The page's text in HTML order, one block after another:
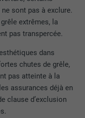
sont pas à exclure.
extrêmes, la
pas transpercée.
dans
chutes de grêle,
pas atteinte à la
assurances déjà en
clause d’exclusion